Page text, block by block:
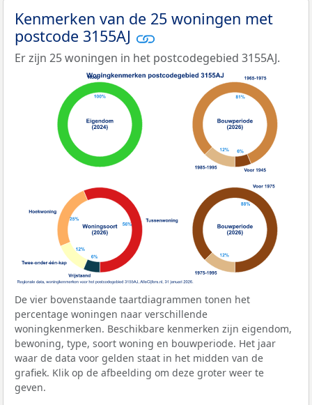
Kenmerken van de 25 woningen met
postcode 3155AJ
Er zijn 25 woningen in het postcodegebied 3155AJ.
De vier bovenstaande taartdiagrammen tonen het
percentage woningen naar verschillende
woningkenmerken. Beschikbare kenmerken zijn eigendom,
bewoning, type, soort woning en bouwperiode. Het jaar
waar de data voor gelden staat in het midden van de
grafiek. Klik op de afbeelding om deze groter weer te
geven.